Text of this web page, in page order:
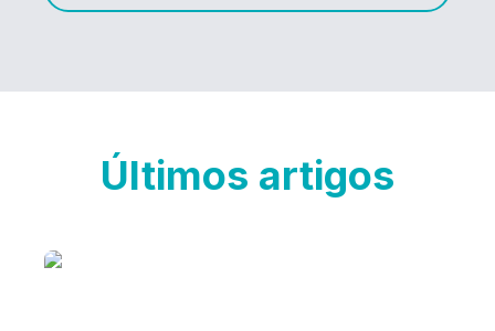
Últimos artigos